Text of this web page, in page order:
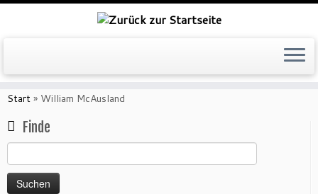
Zum
Inhalt
Start » William McAusland
Finde
nach: